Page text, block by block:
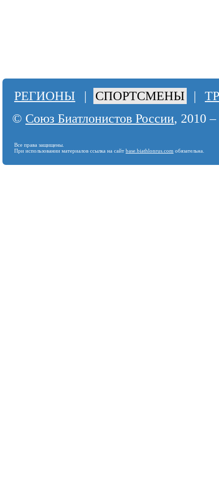
РЕГИОНЫ | СПОРТСМЕНЫ |
© Союз Биатлонистов России, 2010
Все права защищены.
При использовании материалов ссылка на сайт base.biathlonrus.com обязательна.